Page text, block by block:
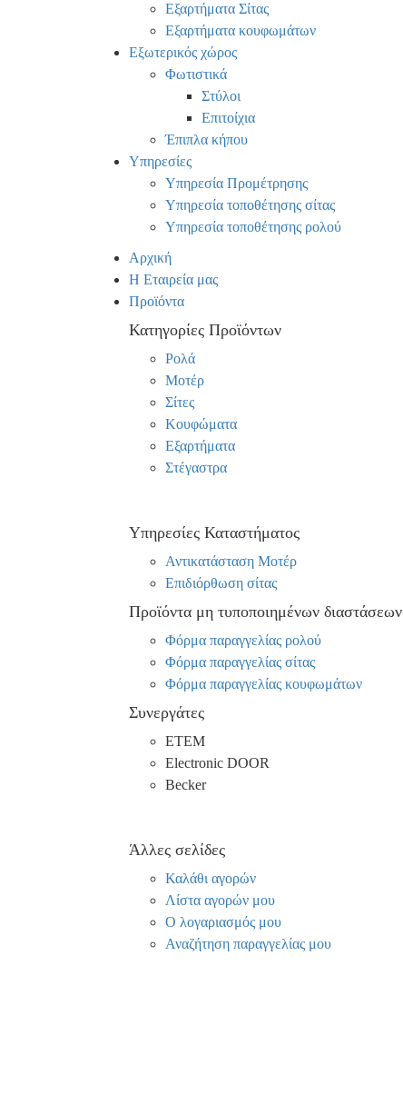
Εξαρτήματα Σίτας
Εξαρτήματα κουφωμάτων
Εξωτερικός χώρος
Φωτιστικά
Στύλοι
Επιτοίχια
Έπιπλα κήπου
Υπηρεσίες
Υπηρεσία Προμέτρησης
Υπηρεσία τοποθέτησης σίτας
Υπηρεσία τοποθέτησης ρολού
Αρχική
Η Εταιρεία μας
Προϊόντα
Κατηγορίες Προϊόντων
Ρολά
Μοτέρ
Σίτες
Κουφώματα
Εξαρτήματα
Στέγαστρα
Υπηρεσίες Καταστήματος
Αντικατάσταση Μοτέρ
Επιδιόρθωση σίτας
Προϊόντα μη τυποποιημένων διαστάσεων
Φόρμα παραγγελίας ρολού
Φόρμα παραγγελίας σίτας
Φόρμα παραγγελίας κουφωμάτων
Συνεργάτες
ΕΤΕΜ
Electronic DOOR
Becker
Άλλες σελίδες
Καλάθι αγορών
Λίστα αγορών μου
Ο λογαριασμός μου
Αναζήτηση παραγγελίας μου